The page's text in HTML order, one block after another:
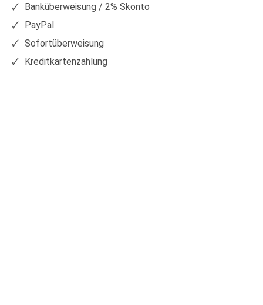
Banküberweisung / 2% Skonto
PayPal
Sofortüberweisung
Kreditkartenzahlung